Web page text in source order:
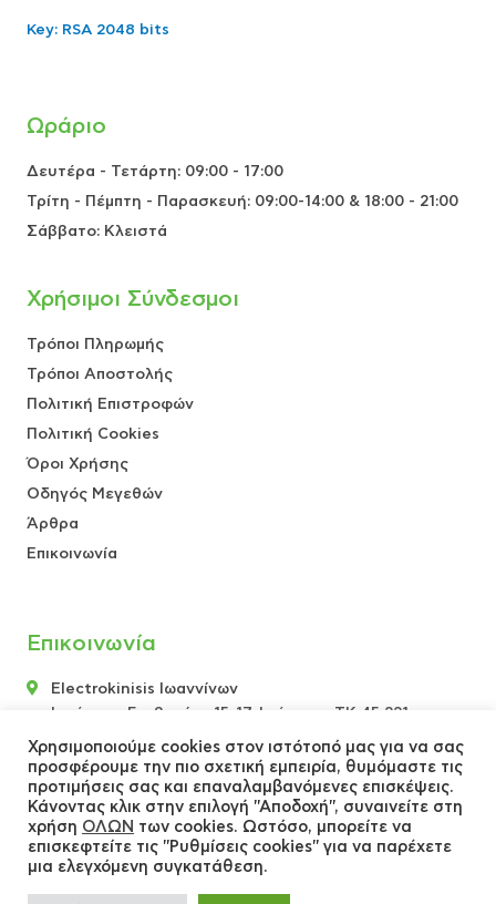
Key: RSA 2048 bits
Ωράριο
Δευτέρα - Τετάρτη: 09:00 - 17:00
Τρίτη - Πέμπτη - Παρασκευή: 09:00-14:00 & 18:00 - 21:00
Σάββατο: Κλειστά
Χρήσιμοι Σύνδεσμοι
Τρόποι Πληρωμής
Τρόποι Αποστολής
Πολιτική Επιστροφών
Πολιτική Cookies
Όροι Χρήσης
Οδηγός Μεγεθών
Άρθρα
Επικοινωνία
Επικοινωνία
Electrokinisis Ιωαννίνων
Ιεράρχου Γερβασίου 15-17, Ιωάννινα, ΤΚ 45 221
+30 26512 00155
+30 697 269 4620
info@electrokinisis-spot.gr
Χρησιμοποιούμε cookies στον ιστότοπό μας για να σας
προσφέρουμε την πιο σχετική εμπειρία, θυμόμαστε τις
προτιμήσεις σας και επαναλαμβανόμενες επισκέψεις.
Κάνοντας κλικ στην επιλογή "Αποδοχή", συναινείτε στη
χρήση ΟΛΩΝ των cookies. Ωστόσο, μπορείτε να
επισκεφτείτε τις "Ρυθμίσεις cookies" για να παρέχετε
μια ελεγχόμενη συγκατάθεση.